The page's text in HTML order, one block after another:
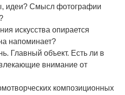
идеи? Смысл фотографии
искусства опирается
напоминает?
Главный объект. Есть ли в
внимание от
композиционных